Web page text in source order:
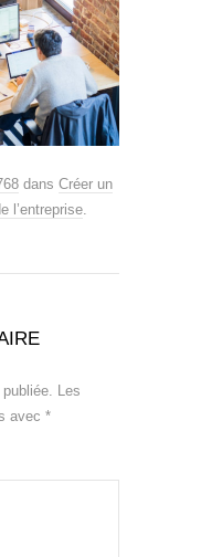
dans Créer un
l’entreprise.
Les
avec *